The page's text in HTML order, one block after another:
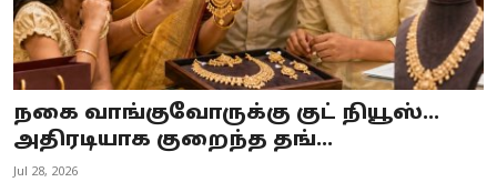
நகை வாங்குவோருக்கு குட் நியூஸ்...
அதிரடியாக குறைந்த தங்...
Jul 28, 2026